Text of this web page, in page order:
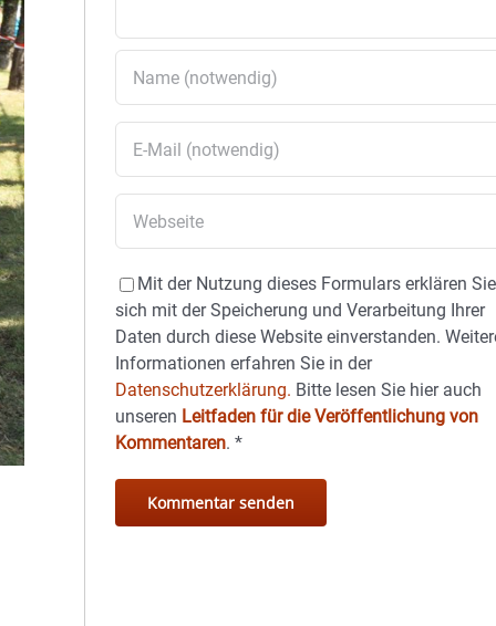
Mit der Nutzung dieses Formulars erklären Sie
sich mit der Speicherung und Verarbeitung Ihrer
Daten durch diese Website einverstanden.
Informationen erfahren Sie in der
Datenschutzerklärung. Bitte lesen Sie hier auch
unseren Leitfaden für die Veröffentlichung von
Kommentaren.*